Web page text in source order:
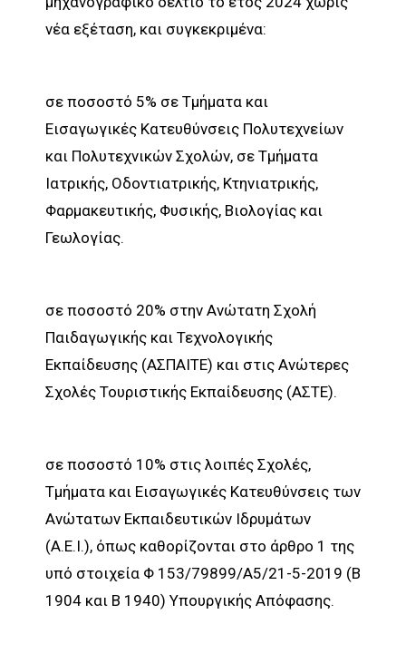
νέα εξέταση, και συγκεκριμένα:
σε ποσοστό 5% σε Τμήματα και
Εισαγωγικές Κατευθύνσεις Πολυτεχνείων
και Πολυτεχνικών Σχολών, σε Τμήματα
Ιατρικής, Οδοντιατρικής, Κτηνιατρικής,
Φαρμακευτικής, Φυσικής, Βιολογίας και
Γεωλογίας.
σε ποσοστό 20% στην Ανώτατη Σχολή
Παιδαγωγικής και Τεχνολογικής
Εκπαίδευσης (ΑΣΠΑΙΤΕ) και στις Ανώτερες
Σχολές Τουριστικής Εκπαίδευσης (ΑΣΤΕ).
σε ποσοστό 10% στις λοιπές Σχολές,
Τμήματα και Εισαγωγικές Κατευθύνσεις των
Ανώτατων Εκπαιδευτικών Ιδρυμάτων
(Α.Ε.Ι.), όπως καθορίζονται στο άρθρο 1 της
υπό στοιχεία Φ 153/79899/Α5/21-5-2019 (Β
1904 και Β 1940) Υπουργικής Απόφασης.